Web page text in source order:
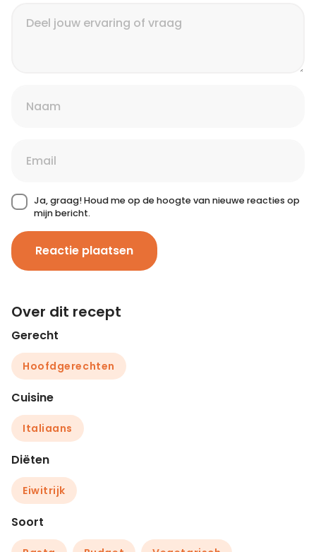
Ja, graag! Houd me op de hoogte van nieuwe reacties op
mijn bericht.
Reactie plaatsen
Over dit recept
Gerecht
Hoofdgerechten
Cuisine
Italiaans
Diëten
Eiwitrijk
Soort